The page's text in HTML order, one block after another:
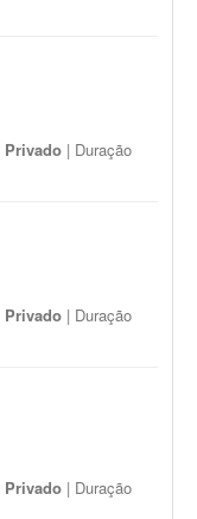
Privado | Duração
Privado | Duração
Privado | Duração